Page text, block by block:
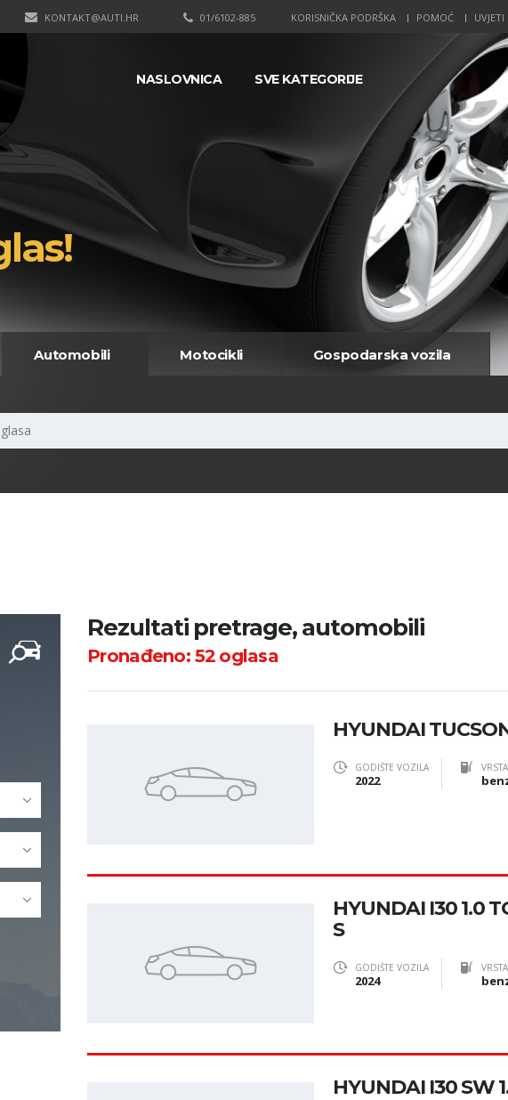
KORISNIČKA PODRŠKA POMOĆ UVJETI
01/6102-885
KONTAKT@AUTI.HR
NASLOVNICA SVE KATEGORIJE
Automobili Motocikli Gospodarska vozila
Rezultati pretrage, automobili
Pronađeno:52oglasa
HYUNDAI
GODIŠTE VOZILA
2022
HYUNDAI I30 1.0
S
GODIŠTE VOZILA
2024
HYUNDAI I30 SW